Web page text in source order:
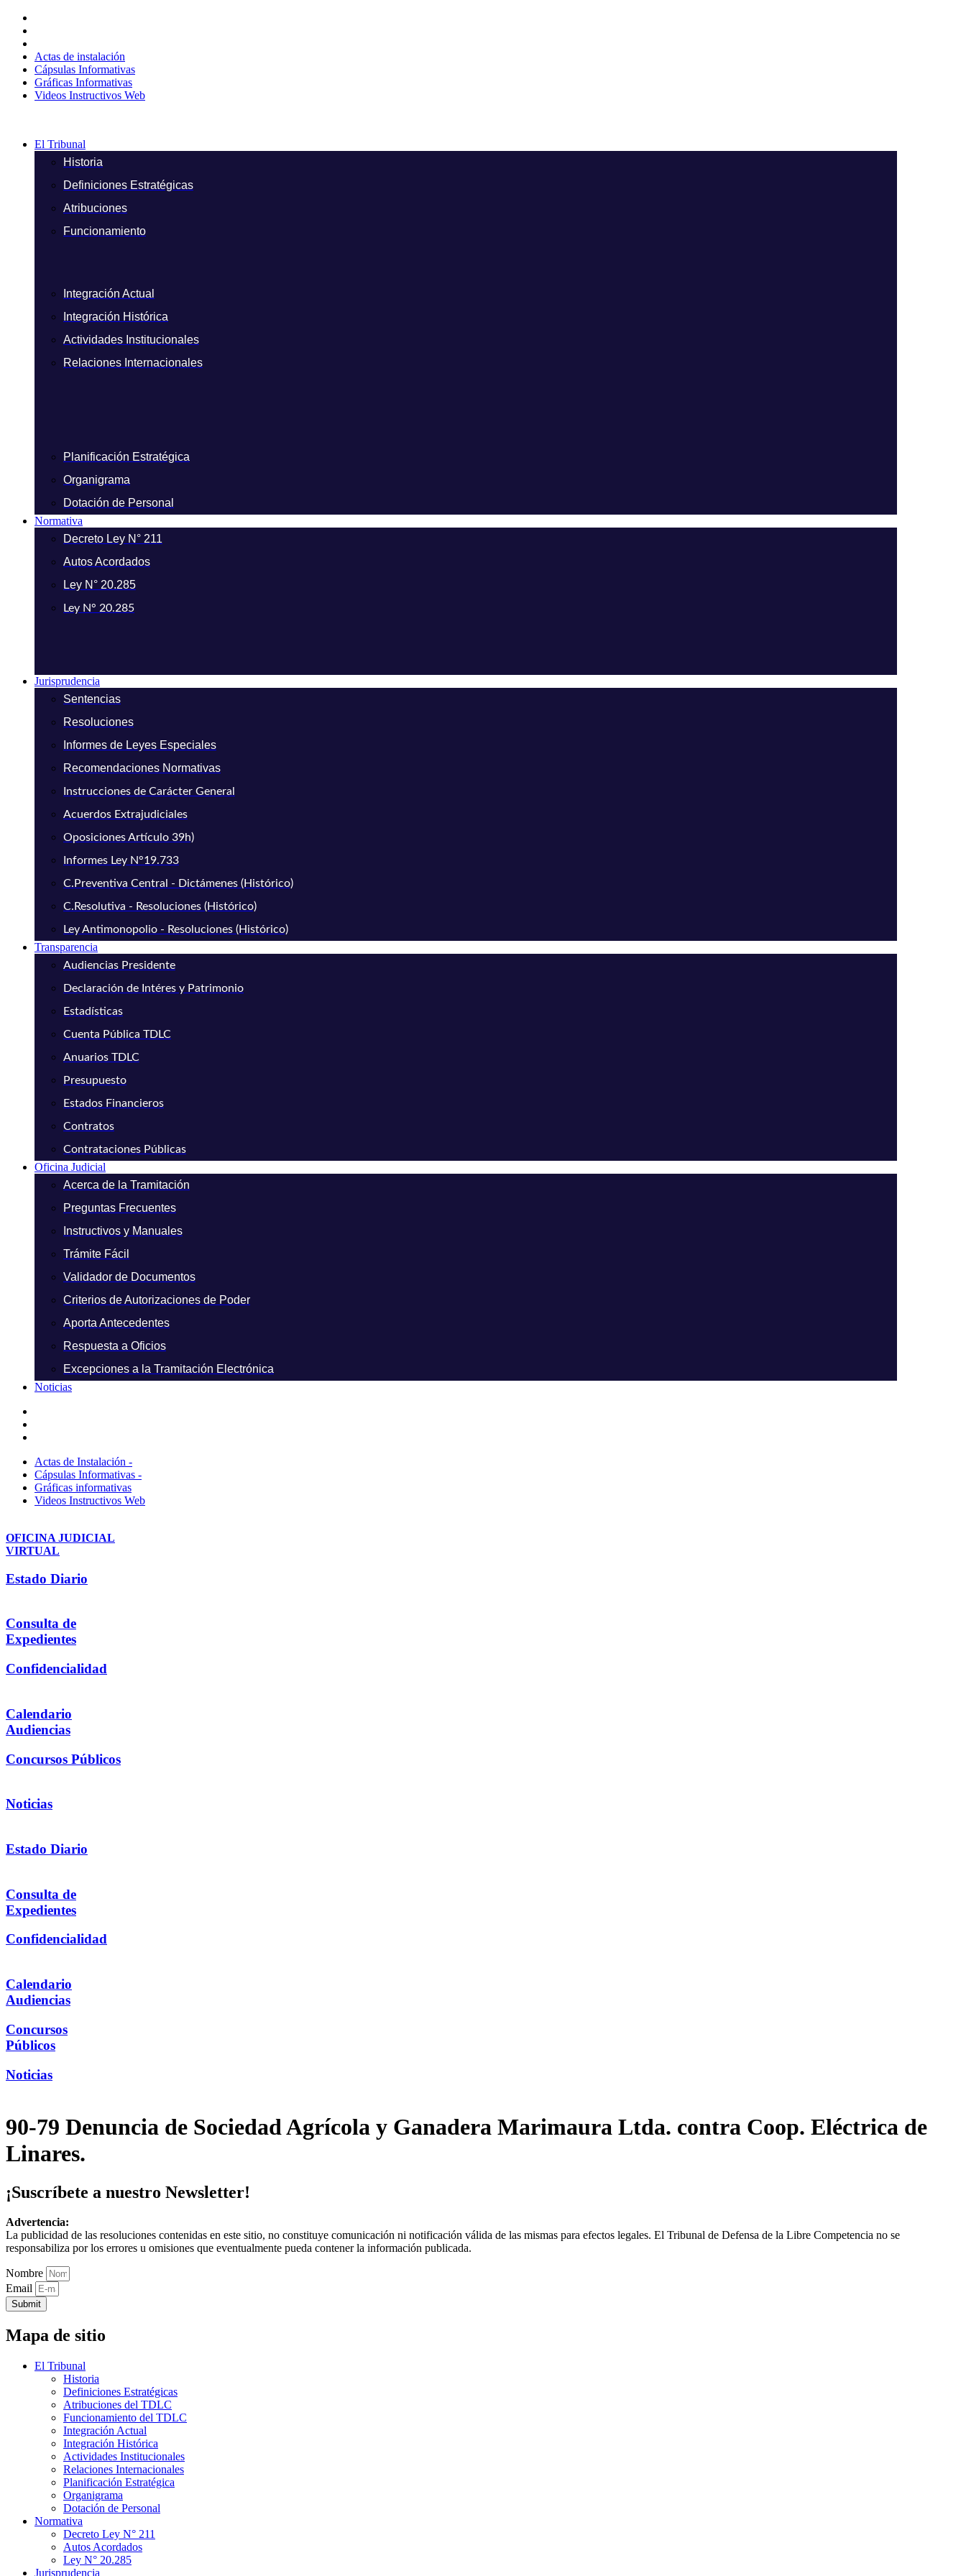
contenido
Actas de instalación
Cápsulas Informativas
Gráficas Informativas
Videos Instructivos Web
El Tribunal
Historia
Definiciones Estratégicas
Atribuciones
Funcionamiento
Integración Actual
Integración Histórica
Actividades Institucionales
Relaciones Internacionales
Planificación Estratégica
Organigrama
Dotación de Personal
Normativa
Decreto Ley N° 211
Autos Acordados
Ley N° 20.285
Ley N° 20.285
Jurisprudencia
Sentencias
Resoluciones
Informes de Leyes Especiales
Recomendaciones Normativas
Instrucciones de Carácter General
Acuerdos Extrajudiciales
Oposiciones Artículo 39h)
Informes Ley N°19.733
C.Preventiva Central - Dictámenes (Histórico)
C.Resolutiva - Resoluciones (Histórico)
Ley Antimonopolio - Resoluciones (Histórico)
Transparencia
Audiencias Presidente
Declaración de Intéres y Patrimonio
Estadísticas
Cuenta Pública TDLC
Anuarios TDLC
Presupuesto
Estados Financieros
Contratos
Contrataciones Públicas
Oficina Judicial
Acerca de la Tramitación
Preguntas Frecuentes
Instructivos y Manuales
Trámite Fácil
Validador de Documentos
Criterios de Autorizaciones de Poder
Aporta Antecedentes
Respuesta a Oficios
Excepciones a la Tramitación Electrónica
Noticias
Actas de Instalación -
Cápsulas Informativas -
Gráficas informativas
Videos Instructivos Web
OFICINA JUDICIAL
VIRTUAL
Estado Diario
Consulta de
Expedientes
Confidencialidad
Calendario
Audiencias
Concursos Públicos
Noticias
Estado Diario
Consulta de
Expedientes
Confidencialidad
Calendario
Audiencias
Concursos
Públicos
Noticias
90-79 Denuncia de Sociedad Agrícola y Ganadera Marimaura Ltda. contra Coop. Eléctrica de
Linares.
¡Suscríbete a nuestro Newsletter!
Advertencia:
La publicidad de las resoluciones contenidas en este sitio, no constituye comunicación ni notificación válida de las mismas para efectos legales. El Tribunal de Defensa de la Libre Competencia no se
responsabiliza por los errores u omisiones que eventualmente pueda contener la información publicada.
Nombre
Email
Submit
Mapa de sitio
El Tribunal
Historia
Definiciones Estratégicas
Atribuciones del TDLC
Funcionamiento del TDLC
Integración Actual
Integración Histórica
Actividades Institucionales
Relaciones Internacionales
Planificación Estratégica
Organigrama
Dotación de Personal
Normativa
Decreto Ley N° 211
Autos Acordados
Ley N° 20.285
Jurisprudencia